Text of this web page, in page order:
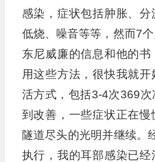
感染，症状包括肿胀、分
低烧、噪音等等，然而7
东尼威廉的信息和他的
用这些方法，很快我就
活方式，包括3-4次369
到改善，一些症状正在慢
隧道尽头的光明并继续。
执行，我的耳部感染已